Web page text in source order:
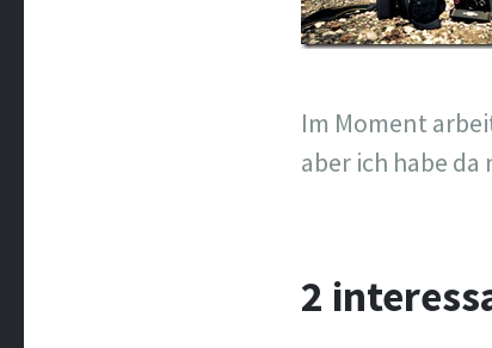
Im Moment
aber ich habe
2